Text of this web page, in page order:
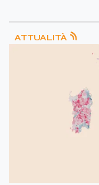
ATTUALITÀ